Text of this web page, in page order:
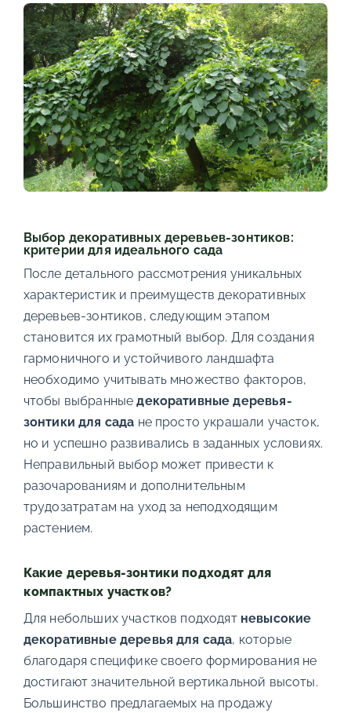
Выбор декоративных деревьев-зонтиков:
критерии для идеального сада
После детального рассмотрения уникальных
характеристик и преимуществ декоративных
деревьев-зонтиков, следующим этапом
становится их грамотный выбор. Для создания
гармоничного и устойчивого ландшафта
необходимо учитывать множество факторов,
чтобы выбранныедекоративные деревья-
зонтики для сада не просто украшали участок,
но и успешно развивались в заданных условиях.
Неправильный выбор может привести к
разочарованиям и дополнительным
трудозатратам на уход за неподходящим
растением.
Какие деревья-зонтики подходят для
компактных участков?
Для небольших участков подходят невысокие
декоративные деревья для сада, которые
благодаря специфике своего формирования не
достигают значительной вертикальной высоты.
Большинство предлагаемых на продажу